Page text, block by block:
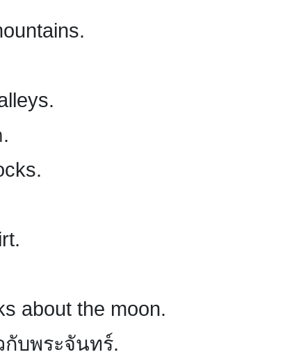
about the moon.
กับพระจันทร์.